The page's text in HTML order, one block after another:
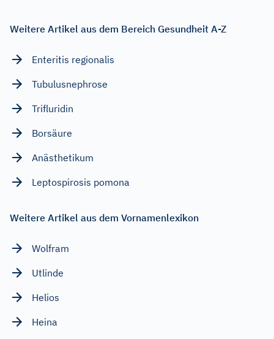
Weitere Artikel aus dem Bereich Gesundheit A-Z
Enteritis regionalis
Tubulusnephrose
Trifluridin
Borsäure
Anästhetikum
Leptospirosis pomona
Weitere Artikel aus dem Vornamenlexikon
Wolfram
Utlinde
Helios
Heina